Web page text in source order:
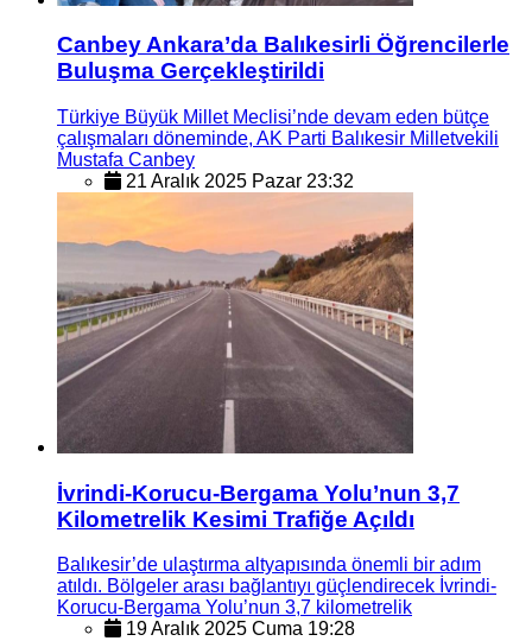
Canbey Ankara’da Balıkesirli Öğrencilerle
Buluşma Gerçekleştirildi
Türkiye Büyük Millet Meclisi’nde devam eden bütçe
çalışmaları döneminde, AK Parti Balıkesir Milletvekili
Mustafa Canbey
21 Aralık 2025 Pazar 23:32
İvrindi-Korucu-Bergama Yolu’nun 3,7
Kilometrelik Kesimi Trafiğe Açıldı
Balıkesir’de ulaştırma altyapısında önemli bir adım
atıldı. Bölgeler arası bağlantıyı güçlendirecek İvrindi-
Korucu-Bergama Yolu’nun 3,7 kilometrelik
19 Aralık 2025 Cuma 19:28